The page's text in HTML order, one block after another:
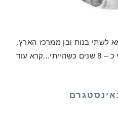
לשתי בנות ובן ממרכז הארץ.
קרא עוד